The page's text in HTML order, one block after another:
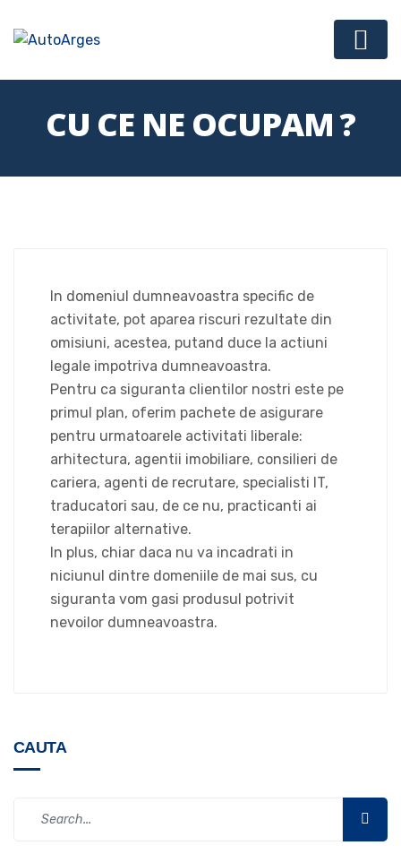
CU CE NE OCUPAM ?
In domeniul dumneavoastra specific de
activitate, pot aparea riscuri rezultate din
omisiuni, acestea, putand duce la actiuni
legale impotriva dumneavoastra.
Pentru ca siguranta clientilor nostri este pe
primul plan, oferim pachete de asigurare
pentru urmatoarele activitati liberale:
arhitectura, agentii imobiliare, consilieri de
cariera, agenti de recrutare, specialisti IT,
traducatori sau, de ce nu, practicanti ai
terapiilor alternative.
In plus, chiar daca nu va incadrati in
niciunul dintre domeniile de mai sus, cu
siguranta vom gasi produsul potrivit
nevoilor dumneavoastra.
CAUTA